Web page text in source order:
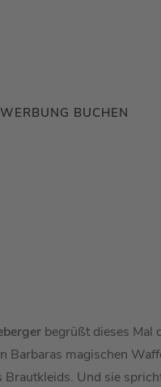
WERBUNG BUCHEN
begrüßt dieses Mal
Barbaras magischen
Brautkleids. Und sie